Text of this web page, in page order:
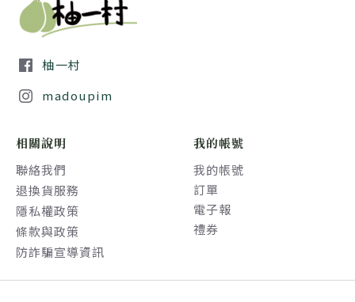
柚一村
madoupim
相關說明
聯絡我們
退換貨服務
隱私權政策
條款與政策
防詐騙宣導資訊
我的帳號
我的帳號
訂單
電子報
禮券